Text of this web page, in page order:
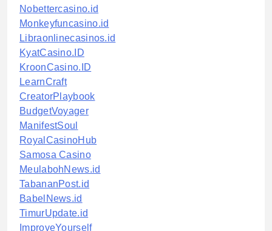
Nobettercasino.id
Monkeyfuncasino.id
Libraonlinecasinos.id
KyatCasino.ID
KroonCasino.ID
LearnCraft
CreatorPlaybook
BudgetVoyager
ManifestSoul
RoyalCasinoHub
Samosa Casino
MeulabohNews.id
TabananPost.id
BabelNews.id
TimurUpdate.id
ImproveYourself